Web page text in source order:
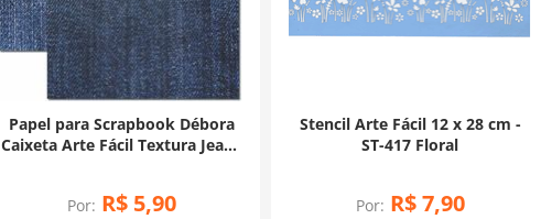
Papel para Scrapbook Débora
Caixeta Arte Fácil Textura Jeans
Por: R$ 5,90
Stencil Arte Fácil 12 x 28 cm -
ST-417 Floral
Por: R$ 7,90